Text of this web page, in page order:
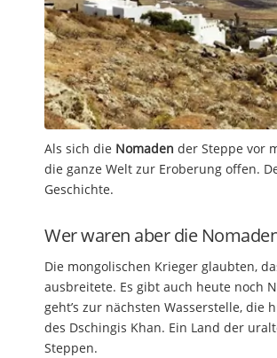
Als sich die Nomaden der Steppe vor
die ganze Welt zur Eroberung offen.
Geschichte.
Wer waren aber die
Die mongolischen Krieger glaubten,
ausbreitete. Es gibt auch heute noch
geht’s zur nächsten Wasserstelle,
des Dschingis Khan. Ein Land der
Steppen.